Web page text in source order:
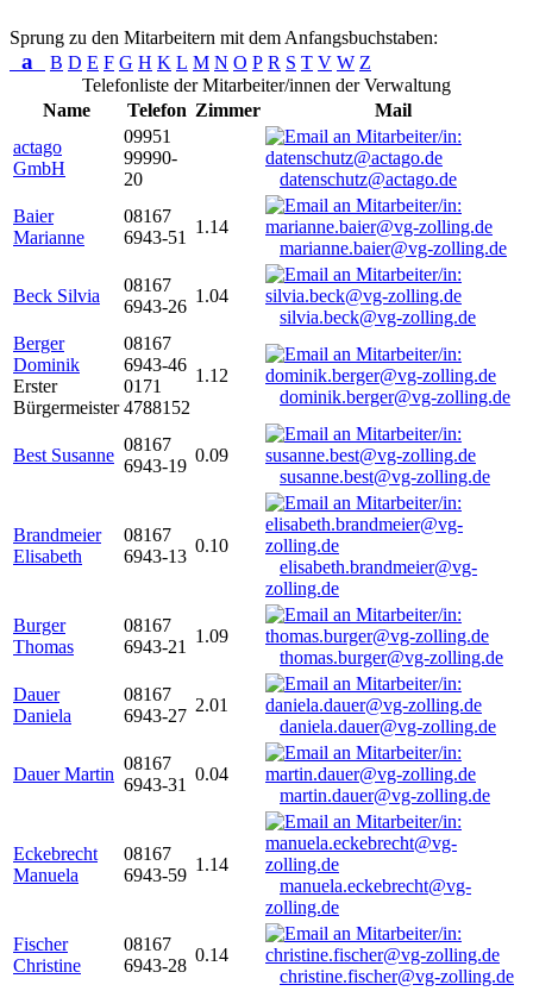
Sprung zu den Mitarbeitern mit dem Anfangsbuchstaben:
a B D E F G H K L M N O P R S T V W Z
Telefonliste der Mitarbeiter/innen der Verwaltung
Name
Telefon Zimmer
Mail
actago
GmbH
09951
99990-
20
datenschutz@actago.de
Baier
Marianne
08167
6943-51
1.14
marianne.baier@vg-zolling.de
Beck Silvia
08167
6943-26
1.04
silvia.beck@vg-zolling.de
Berger
Dominik
Erster
Bürgermeister
08167
6943-46
0171
4788152
1.12
dominik.berger@vg-zolling.de
Best Susanne
08167
6943-19
0.09
susanne.best@vg-zolling.de
Brandmeier
Elisabeth
08167
6943-13
0.10
elisabeth.brandmeier@vg-
zolling.de
Burger
Thomas
08167
6943-21
1.09
thomas.burger@vg-zolling.de
Dauer
Daniela
08167
6943-27
2.01
daniela.dauer@vg-zolling.de
Dauer Martin
08167
6943-31
0.04
martin.dauer@vg-zolling.de
Eckebrecht
Manuela
08167
6943-59
1.14
manuela.eckebrecht@vg-
zolling.de
Fischer
Christine
08167
6943-28
0.14
christine.fischer@vg-zolling.de